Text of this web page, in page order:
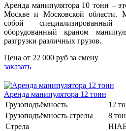
Аренда манипулятора 10 тонн –
Москве и Московской области.
собой специализированный
оборудованный краном
разгрузки различных грузов.
Цена от 22 000 руб за смену
заказать
Аренда манипулятора 12 тонн
Грузоподъёмность
12
Грузоподъёмность стрелы
8
Стрела